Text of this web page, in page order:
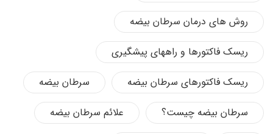
روش های درمان سرطان بیضه
ریسک فاکتورها و راههای پیشگیری
ریسک فاکتورهای سرطان بیضه
سرطان بیضه
سرطان بیضه چیست؟
علائم سرطان بیضه